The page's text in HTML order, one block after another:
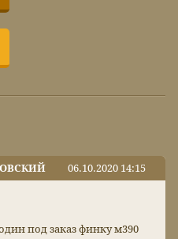
06.10.2020 14:15
под заказ финку м390